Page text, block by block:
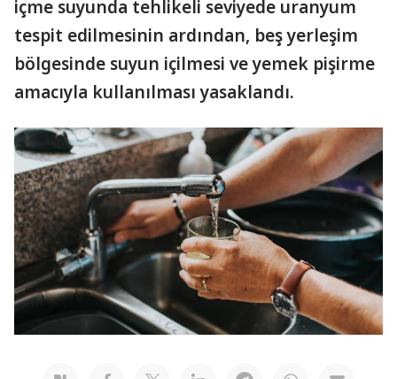
içme suyunda tehlikeli seviyede uranyum
tespit edilmesinin ardından, beş yerleşim
bölgesinde suyun içilmesi ve yemek pişirme
amacıyla kullanılması yasaklandı.